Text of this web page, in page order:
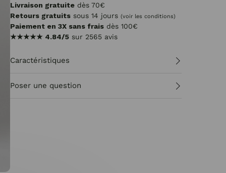
Livraison gratuite dès 70€
Retours gratuits sous 14 jours (voir les conditions)
Paiement en 3X sans frais dès 100€
★★★★★ 4.84/5 sur 2565 avis
Caractéristiques
Poser une question